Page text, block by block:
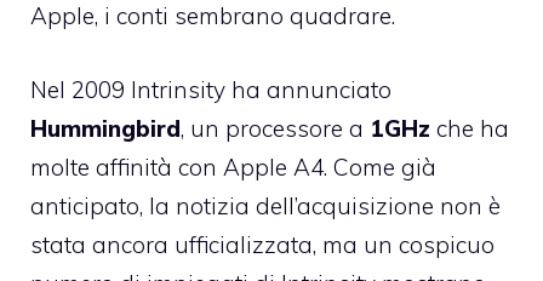
Apple, i conti sembrano quadrare.
Nel 2009 Intrinsity ha annunciato
Hummingbird, un processore a 1GHz che ha
molte affinità con Apple A4. Come già
anticipato, la notizia dell’acquisizione non è
stata ancora ufficializzata, ma un cospicuo